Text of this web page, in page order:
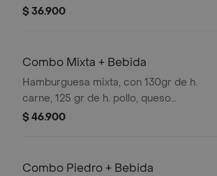
cheddar, tocineta crocante, papas y
$ 36.900
Combo Mixta + Bebida
Hamburguesa mixta, con 130gr de h.
carne, 125 gr de h. pollo, queso
cheddar, tomate, lechuga, cebolla con
$ 46.900
Combo Piedro + Bebida